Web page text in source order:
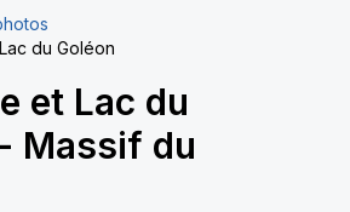
du Goléon
et Lac du
- Massif du